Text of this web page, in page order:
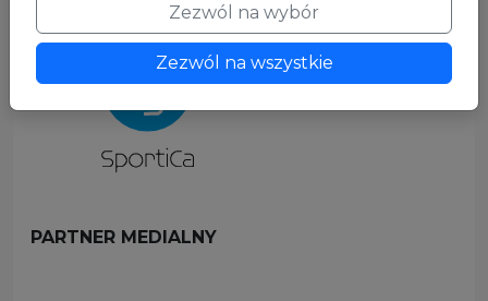
PARTNER MEDIALNY
Zezwól na wybór
Zezwól na wszystkie